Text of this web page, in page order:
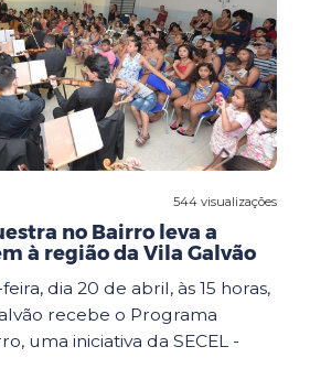
544 visualizações
no Bairro leva a
à região da Vila Galvão
dia 20 de abril, às 15 horas,
recebe o Programa
uma iniciativa da SECEL -